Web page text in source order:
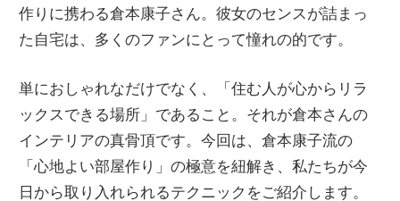
作りに携わる倉本康子さん。彼女のセンスが詰まっ
た自宅は、多くのファンにとって憧れの的です。
単におしゃれなだけでなく、「住む人が心からリラ
ックスできる場所」であること。それが倉本さんの
インテリアの真骨頂です。今回は、倉本康子流の
「心地よい部屋作り」の極意を紐解き、私たちが今
日から取り入れられるテクニックをご紹介します。